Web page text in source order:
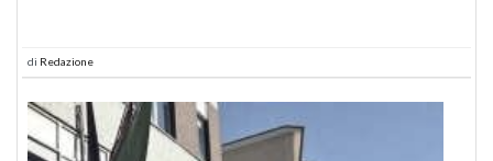
di Redazione